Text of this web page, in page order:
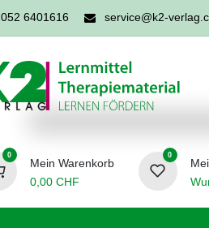
052 6401616 service@k2-
0
Mein Warenkorb
0,00CHF
0